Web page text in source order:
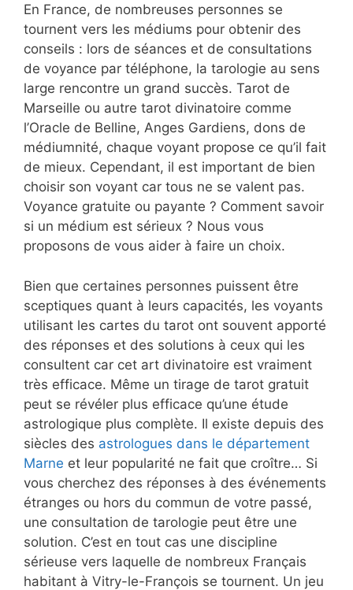
En France, de nombreuses personnes se
tournent vers les médiums pour obtenir des
conseils : lors de séances et de consultations
de voyance par téléphone, la tarologie au sens
large rencontre un grand succès. Tarot de
Marseille ou autre tarot divinatoire comme
l’Oracle de Belline, Anges Gardiens, dons de
médiumnité, chaque voyant propose ce qu’il fait
de mieux. Cependant, il est important de bien
choisir son voyant car tous ne se valent pas.
Voyance gratuite ou payante ? Comment savoir
si un médium est sérieux ? Nous vous
proposons de vous aider à faire un choix.
Bien que certaines personnes puissent être
sceptiques quant à leurs capacités, les voyants
utilisant les cartes du tarot ont souvent apporté
des réponses et des solutions à ceux qui les
consultent car cet art divinatoire est vraiment
très efficace. Même un tirage de tarot gratuit
peut se révéler plus efficace qu’une étude
astrologique plus complète. Il existe depuis des
siècles des astrologues dans le département
Marne et leur popularité ne fait que croître… Si
vous cherchez des réponses à des événements
étranges ou hors du commun de votre passé,
une consultation de tarologie peut être une
solution. C’est en tout cas une discipline
sérieuse vers laquelle de nombreux Français
habitant à Vitry-le-François se tournent. Un jeu